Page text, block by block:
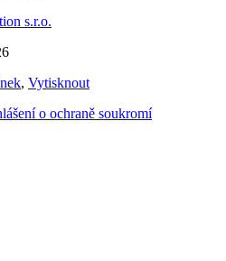
s.r.o.
, Vytisknout
o ochraně soukromí